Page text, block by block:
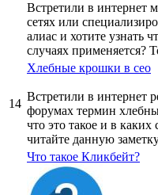
Встретили в интернет
сетях или
алиас и хотите узнать
случаях применяется?
14
Хлебные крошки в сео
Встретили в интернет
форумах термин
что это такое и в каких
читайте данную
Что такое Кликбейт?